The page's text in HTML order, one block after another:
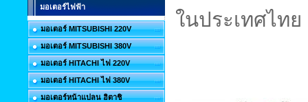
มอเตอร์ไฟฟ้า
มอเตอร์ MITSUBISHI 220V
มอเตอร์ MITSUBISHI 380V
มอเตอร์ HITACHI ไฟ 220V
มอเตอร์ HITACHI ไฟ 380V
มอเตอร์หน้าแปลน ฮิตาชิ
ในประเทศไทย